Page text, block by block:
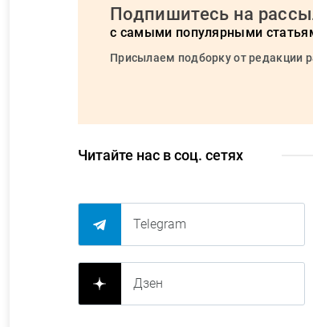
Подпишитесь на
с самыми популярными
Присылаем подборку от редакции
Читайте нас в соц. сетях
Telegram
Дзен